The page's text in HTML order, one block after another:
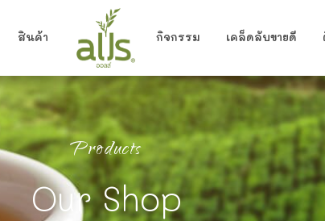
สินค้า กิจกรรม เคล็ดลับขายดี
> บุกเพชรรสสตอเบอรี่ (ตรา ออลส์)
Products
Our Shop